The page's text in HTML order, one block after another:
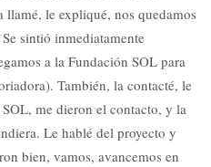
le expliqué, nos quedamos
sintió inmediatamente
a la Fundación SOL para
También, la contacté, le
me dieron el contacto, y la
Le hablé del proyecto y
bien, vamos, avancemos en